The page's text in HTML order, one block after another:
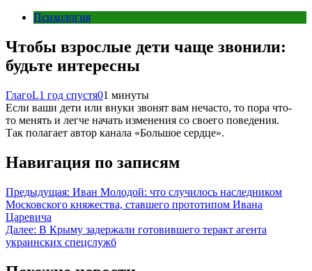
Психология
Чтобы взрослые дети чаще звонили:
будьте интересны
ГлагоL1 год спустя01 минуты
Если ваши дети или внуки звонят вам нечасто, то пора что-
то менять и легче начать изменения со своего поведения.
Так полагает автор канала «Большое сердце».
Навигация по записям
Предыдущая: Иван Молодой: что случилось наследником
Московского княжества, ставшего прототипом Ивана
Царевича
Далее: В Крыму задержали готовившего теракт агента
украинских спецслужб